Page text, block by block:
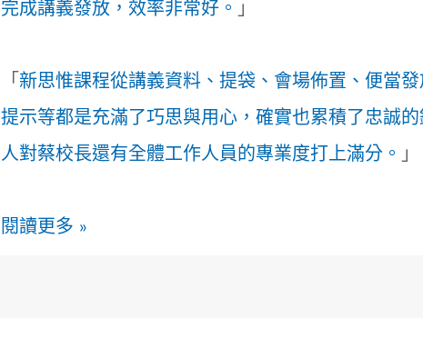
完成講義發放，效率非常好。 」
「 新思惟課程從講義資料、提袋、會場佈置、便當
提示等都是充滿了巧思與用心，確實也累積了忠誠
人對蔡校長還有全體工作人員的專業度打上滿分。 」
閱讀更多 »